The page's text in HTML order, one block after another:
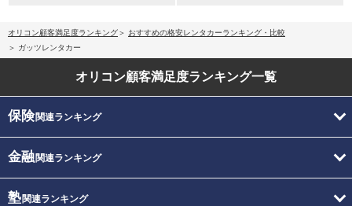
オリコン顧客満足度ランキング
おすすめの格安レンタカーランキング・比較
ガッツレンタカー
オリコン顧客満足度ランキング一覧
保険関連ランキング
金融関連ランキング
塾関連ランキング